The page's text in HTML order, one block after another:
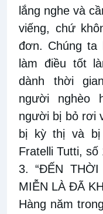
lắng nghe và
viếng, chứ
đơn. Chúng ta
làm điều tốt
dành thời
người nghèo
người bị bỏ rơi
bị kỳ thị và
Fratelli Tutti, số
3. “ĐẾN
MIỄN LÀ ĐÃ
Hàng năm